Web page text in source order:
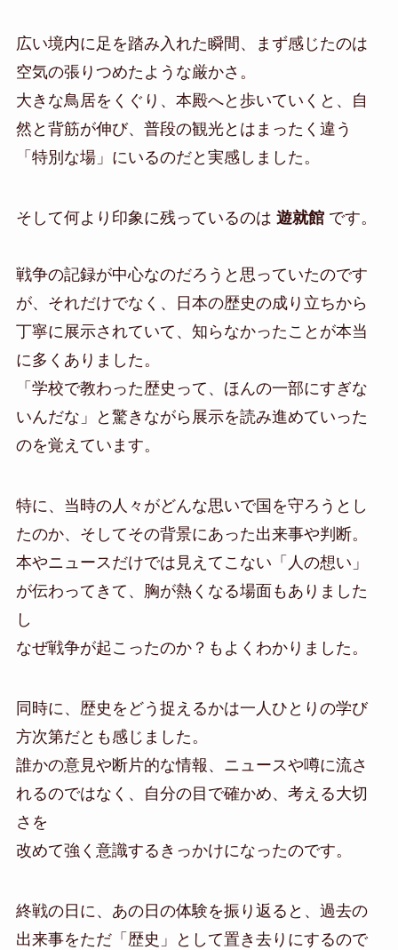
広い境内に足を踏み入れた瞬間、まず感じたのは
空気の張りつめたような厳かさ。
大きな鳥居をくぐり、本殿へと歩いていくと、自
然と背筋が伸び、普段の観光とはまったく違う
「特別な場」にいるのだと実感しました。
そして何より印象に残っているのは 遊就館です。
戦争の記録が中心なのだろうと思っていたのです
が、それだけでなく、日本の歴史の成り立ちから
丁寧に展示されていて、知らなかったことが本当
に多くありました。
「学校で教わった歴史って、ほんの一部にすぎな
いんだな」と驚きながら展示を読み進めていった
のを覚えています。
特に、当時の人々がどんな思いで国を守ろうとし
たのか、そしてその背景にあった出来事や判断。
本やニュースだけでは見えてこない「人の想い」
が伝わってきて、胸が熱くなる場面もありました
し
なぜ戦争が起こったのか？もよくわかりました。
同時に、歴史をどう捉えるかは一人ひとりの学び
方次第だとも感じました。
誰かの意見や断片的な情報、ニュースや噂に流さ
れるのではなく、自分の目で確かめ、考える大切
さを
改めて強く意識するきっかけになったのです。
終戦の日に、あの日の体験を振り返ると、過去の
出来事をただ「歴史」として置き去りにするので